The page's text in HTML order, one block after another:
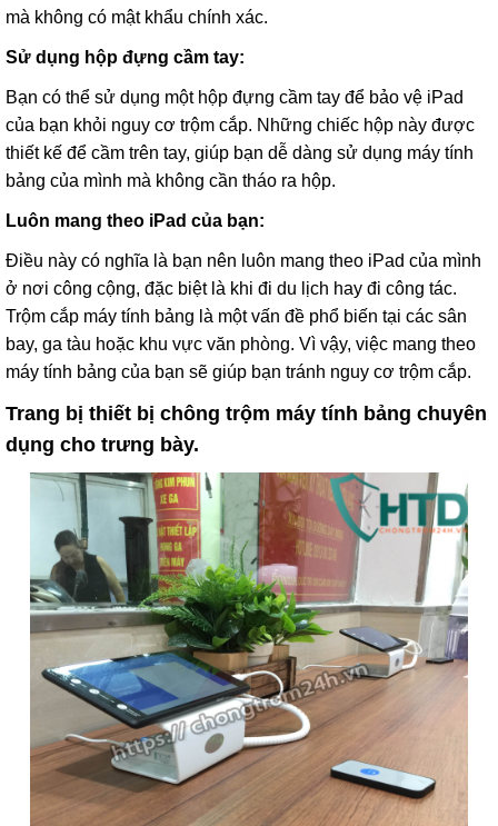
mà không có mật khẩu chính xác.
Sử dụng hộp đựng cầm tay:
Bạn có thể sử dụng một hộp đựng cầm tay để bảo vệ iPad
của bạn khỏi nguy cơ trộm cắp. Những chiếc hộp này được
thiết kế để cầm trên tay, giúp bạn dễ dàng sử dụng máy tính
bảng của mình mà không cần tháo ra hộp.
Luôn mang theo iPad của bạn:
Điều này có nghĩa là bạn nên luôn mang theo iPad của mình
ở nơi công cộng, đặc biệt là khi đi du lịch hay đi công tác.
Trộm cắp máy tính bảng là một vấn đề phổ biến tại các sân
bay, ga tàu hoặc khu vực văn phòng. Vì vậy, việc mang theo
máy tính bảng của bạn sẽ giúp bạn tránh nguy cơ trộm cắp.
Trang bị thiết bị chông trộm máy tính bảng chuyên
dụng cho trưng bày.